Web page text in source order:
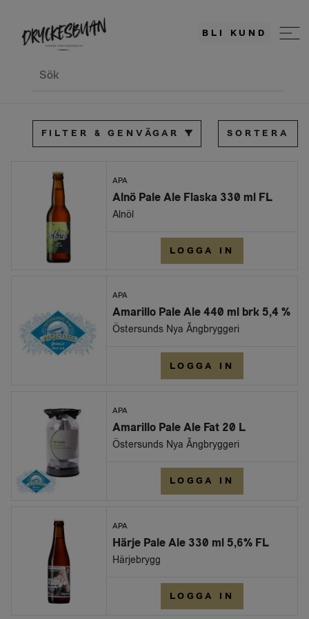
BLI KUND
Sök
FILTER & GENVÄGAR SORTERA
APA
Alnö Pale Ale Flaska 330 ml FL
Alnöl
LOGGA IN
APA
Amarillo Pale Ale 440 ml brk 5,4 %
Östersunds Nya Ångbryggeri
LOGGA IN
APA
Amarillo Pale Ale Fat 20 L
Östersunds Nya Ångbryggeri
LOGGA IN
APA
Härje Pale Ale 330 ml 5,6% FL
Härjebrygg
LOGGA IN